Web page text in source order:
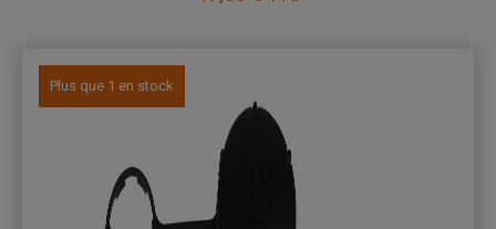
Plus que 1 en stock